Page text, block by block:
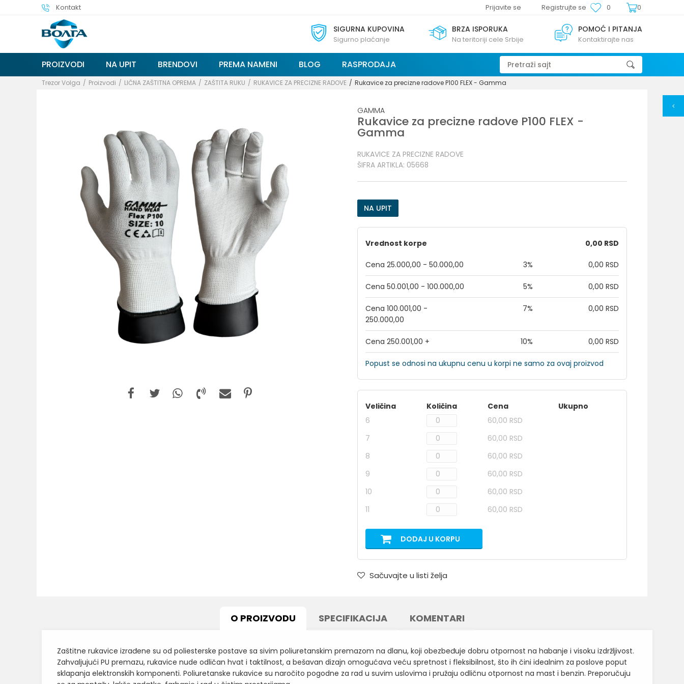
Kontakt 0
0
Prijavite se Registrujte se
SIGURNA KUPOVINA
Sigurno plaćanje
BRZA ISPORUKA
Na teritoriji cele Srbije
POMOĆ I PITANJA
Kontaktirajte nas
PROIZVODI NA UPIT BRENDOVI PREMA NAMENI BLOG RASPRODAJA Pretraži sajt
Trezor Volga Proizvodi LIČNA ZAŠTITNA OPREMA ZAŠTITA RUKU RUKAVICE ZA PRECIZNE RADOVE Rukavice za precizne radove P100 FLEX - Gamma
GAMMA
Rukavice za precizne radove P100 FLEX -
Gamma
RUKAVICE ZA PRECIZNE RADOVE
ŠIFRA ARTIKLA: 05668
NA UPIT
Vrednost korpe 0,00 RSD
Cena 25.000,00 - 50.000,00 3% 0,00 RSD
Cena 50.001,00 - 100.000,00 5% 0,00 RSD
Cena 100.001,00 -
250.000,00
7% 0,00 RSD
Cena 250.001,00 + 10% 0,00 RSD
Popust se odnosi na ukupnu cenu u korpi ne samo za ovaj proizvod
Veličina Količina Cena
Ukupno
6
60,00 RSD
7
60,00 RSD
8
60,00 RSD
9
60,00 RSD
10
60,00 RSD
11
60,00 RSD
DODAJ U KORPU
Sačuvajte u listi želja
O PROIZVODU SPECIFIKACIJA KOMENTARI
Zaštitne rukavice izrađene su od poliesterske postave sa sivim poliuretanskim premazom na dlanu, koji obezbeđuje dobru otpornost na habanje i visoku izdržljivost.
Zahvaljujući PU premazu, rukavice nude odličan hvat i taktilnost, a bešavan dizajn omogućava veću spretnost i fleksibilnost, što ih čini idealnim za poslove poput
sklapanja elektronskih komponenti. Poliuretanske rukavice su naročito pogodne za rad u suvim uslovima i pružaju odličnu otpornost na mast i benzin. Preporučuju